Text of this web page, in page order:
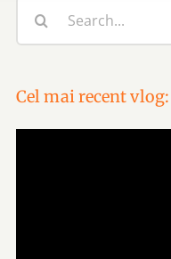
Cel mai recent vlog: